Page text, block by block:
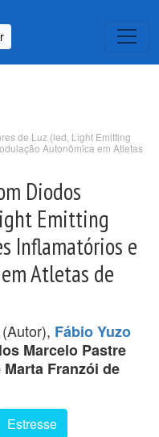
de Luz (led, Light Emitting
Autonômica em Atletas
Diodos
Emitting
Inflamatórios e
Atletas de
(Autor), Fábio Yuzo
Marcelo Pastre
Franzói de
Estresse